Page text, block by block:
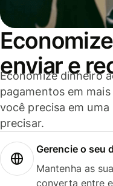
enviar e
Economize dinheiro
pagamentos em
você precisa em
precisar.
Gerencie o seu
Mantenha as
converta entre